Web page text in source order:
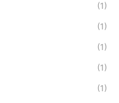
(1)
(1)
(1)
(1)
(1)